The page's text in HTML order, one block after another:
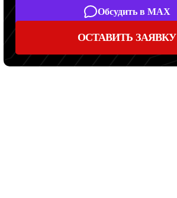
Обсудить в MAX
ОСТАВИТЬ ЗАЯВКУ